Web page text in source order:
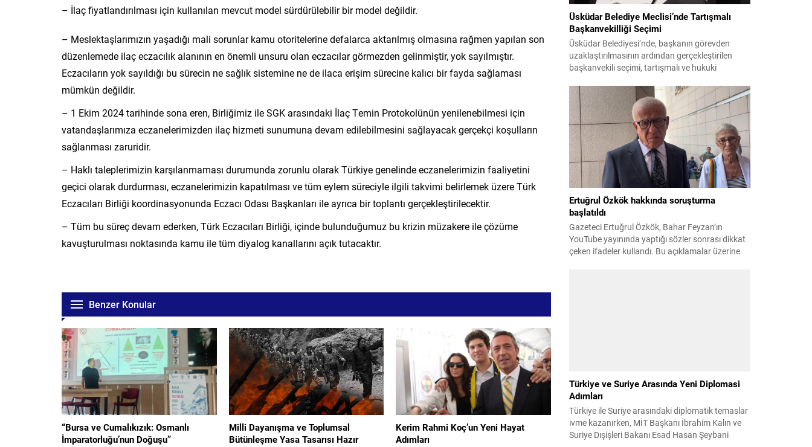
– İlaç fiyatlandırılması için kullanılan mevcut model sürdürülebilir bir model değildir.
– Meslektaşlarımızın yaşadığı mali sorunlar kamu otoritelerine defalarca aktarılmış olmasına rağmen yapılan son
düzenlemede ilaç eczacılık alanının en önemli unsuru olan eczacılar görmezden gelinmiştir, yok sayılmıştır.
Eczacıların yok sayıldığı bu sürecin ne sağlık sistemine ne de ilaca erişim sürecine kalıcı bir fayda sağlaması
mümkün değildir.
– 1 Ekim 2024 tarihinde sona eren, Birliğimiz ile SGK arasındaki İlaç Temin Protokolünün yenilenebilmesi için
vatandaşlarımıza eczanelerimizden ilaç hizmeti sunumuna devam edilebilmesini sağlayacak gerçekçi koşulların
sağlanması zaruridir.
– Haklı taleplerimizin karşılanmaması durumunda zorunlu olarak Türkiye genelinde eczanelerimizin faaliyetini
geçici olarak durdurması, eczanelerimizin kapatılması ve tüm eylem süreciyle ilgili takvimi belirlemek üzere Türk
Eczacıları Birliği koordinasyonunda Eczacı Odası Başkanları ile ayrıca bir toplantı gerçekleştirilecektir.
– Tüm bu süreç devam ederken, Türk Eczacıları Birliği, içinde bulunduğumuz bu krizin müzakere ile çözüme
kavuşturulması noktasında kamu ile tüm diyalog kanallarını açık tutacaktır.
Benzer Konular
“Bursa ve Cumalıkızık: Osmanlı
İmparatorluğu’nun Doğuşu”
Milli Dayanışma ve Toplumsal
Bütünleşme Yasa Tasarısı Hazır
Kerim Rahmi Koç’un Yeni Hayat
Adımları
Üsküdar Belediye Meclisi’nde Tartışmalı
Başkanvekilliği Seçimi
Üsküdar Belediyesi’nde, başkanın görevden
uzaklaştırılmasının ardından gerçekleştirilen
başkanvekili seçimi, tartışmalı ve hukuki
geldi. Yapılan oylamada usul ve gizlilikle ilgili
ciddi iddialar ortaya atıldı; bazı oyların geçersiz
sayılması ve meclis içindeki yönlendirmeler
kamuoyunda tepkilere yol açtı. Seçim sürecinde
yaşanan gelişmeler, parti grupları arasındaki
gerilimi artırdı. CHP’nin...
Ertuğrul Özkök hakkında soruşturma
başlatıldı
Gazeteci Ertuğrul Özkök, Bahar Feyzan’ın
YouTube yayınında yaptığı sözler sonrası dikkat
çeken ifadeler kullandı. Bu açıklamalar üzerine
Türkiye ve Suriye Arasında Yeni Diplomasi
Adımları
Türkiye ile Suriye arasındaki diplomatik temaslar
ivme kazanırken, MİT Başkanı İbrahim Kalın ve
Suriye Dışişleri Bakanı Esad Hasan Şeybani